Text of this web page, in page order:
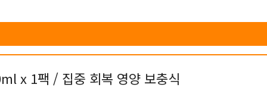
x 1팩 / 집중 회복 영양 보충식